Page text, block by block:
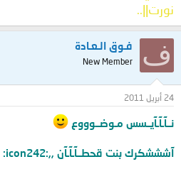
نورت||..
ف فـوق الـعـادة
New Member
24 أبريل 2011
نــآـآـآيــسس مـوضــوووع
آشششكرك بنت قحطــآـآـآن ,,:icon242: